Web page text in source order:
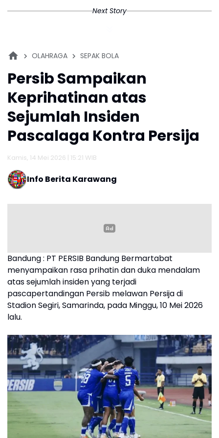
Next Story
OLAHRAGA SEPAK BOLA
Persib Sampaikan
Keprihatinan atas
Sejumlah Insiden
Pascalaga Kontra Persija
Kamis, 14 Mei 2026 | 15:21 WIB
Info Berita Karawang
Bandung : PT PERSIB Bandung Bermartabat
menyampaikan rasa prihatin dan duka mendalam
atas sejumlah insiden yang terjadi
pascapertandingan Persib melawan Persija di
Stadion Segiri, Samarinda, pada Minggu, 10 Mei 2026
lalu.